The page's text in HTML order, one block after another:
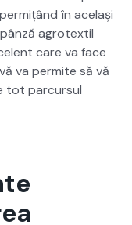
în ace­lași
agro­tex­til
care va face
va per­mite să vă
tot par­cur­sul